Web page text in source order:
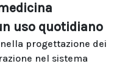
uso quotidiano
progettazione dei
nel sistema